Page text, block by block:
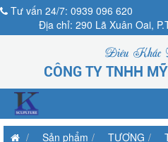
Tư vấn 24/7: 0939 096 620
Địa chỉ: 290 Lã Xuân Oai,
Điêu Khắc
CÔNG TY TNHH
Sản phẩm TƯỢNG